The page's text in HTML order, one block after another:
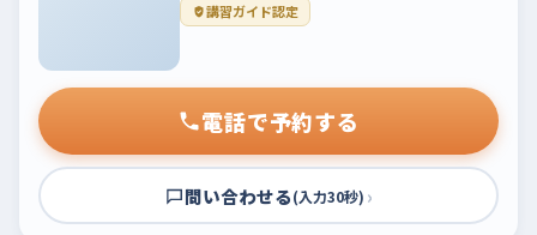
講習ガイド認定
電話で予約する
問い合わせる(入力30秒) ›